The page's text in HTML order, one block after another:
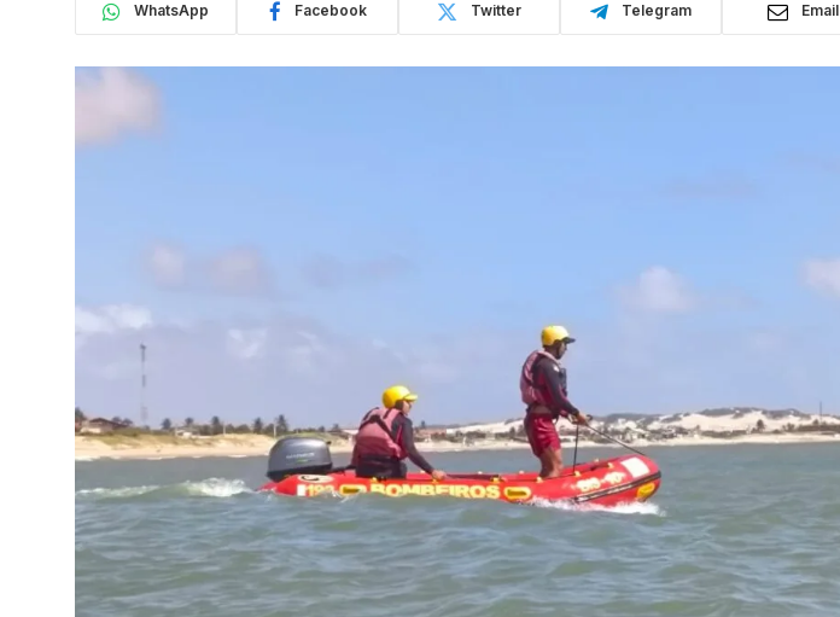
WhatsApp Facebook Twitter Telegram Email